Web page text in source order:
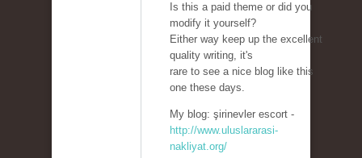
Is this a paid theme or did you
modify it yourself?
Either way keep up the excellent
quality writing, it's
rare to see a nice blog like this
one these days.
My blog: şirinevler escort -
http://www.uluslararasi-
nakliyat.org/